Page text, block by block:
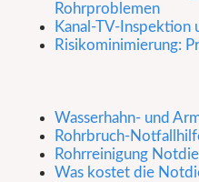
Rohrproblemen
Kanal-TV-Inspektion
Risikominimierung:
Wasserhahn- und
Rohrbruch-
Rohrreinigung
Was kostet die